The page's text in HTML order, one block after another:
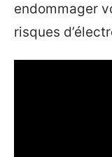
endommager
risques